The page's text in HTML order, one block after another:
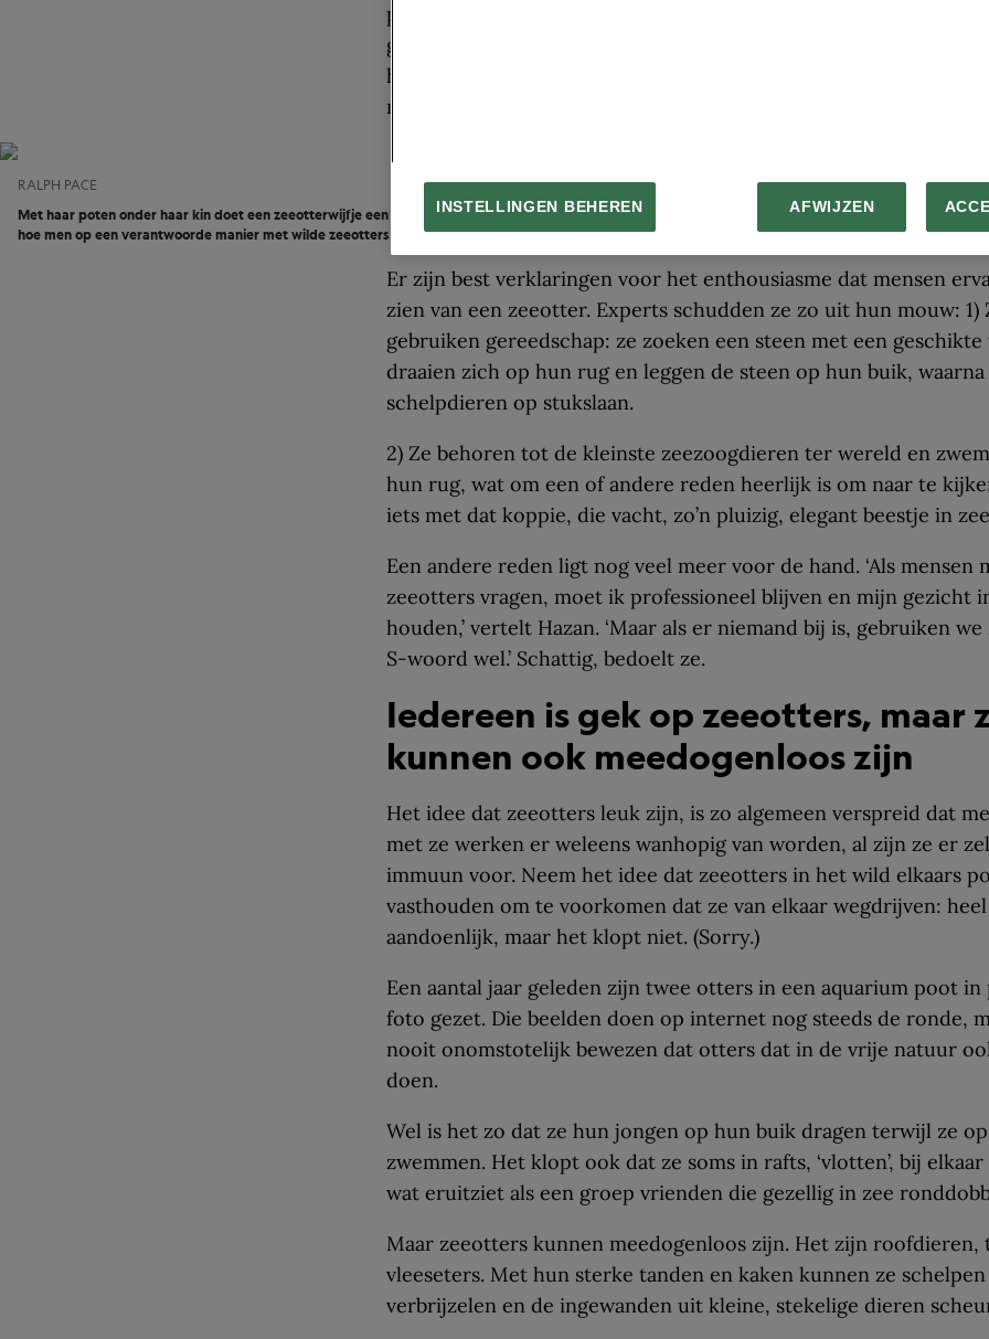
plastic bal op de rotsen beuken’: de twee­voeters aan de andere
glas kunnen er geen genoeg van krijgen. Steek je besnorhaarde
het water uit en zoek wat kijkers uit om mee te flirten en ze
meer waar ze het zoeken moeten van geluk.
RALPH PACE
Met haar poten onder haar kin doet een zeeotterwijfje een dutje in Monterey Bay. ‘Dat ze zo schattig zijn, levert ook problemen op,’ zegt bioloog Gena
hoe men op een verantwoorde manier met wilde zeeotters kan omgaan. In hun enthousiasme komen mensen vaak te dichtbij of achter­volgen ze de
Er zijn best verklaringen voor het enthousiasme dat mensen
zien van een zeeotter. Experts schudden ze zo uit hun mouw: 1)
gebruiken gereedschap: ze zoeken een steen met een geschikte
draaien zich op hun rug en leggen de steen op hun buik,
schelpdieren op stukslaan.
2) Ze behoren tot de kleinste zeezoogdieren ter wereld en
hun rug, wat om een of andere reden heerlijk is om naar te
iets met dat koppie, die vacht, zo’n pluizig, elegant beestje in
Een andere reden ligt nog veel meer voor de hand. ‘Als mensen
zeeotters vragen, moet ik professioneel blijven en mijn gezicht
houden,’ vertelt Hazan. ‘Maar als er niemand bij is, gebruiken
S-woord wel.’ Schattig, bedoelt ze.
Iedereen is gek op zeeotters, maar
kunnen ook meedogenloos zijn
Het idee dat zeeotters leuk zijn, is zo algemeen verspreid dat
met ze werken er weleens wanhopig van worden, al zijn ze er
immuun voor. Neem het idee dat zeeotters in het wild elkaars
vasthouden om te voorkomen dat ze van elkaar wegdrijven: heel
aandoenlijk, maar het klopt niet. (Sorry.)
Een aantal jaar geleden zijn twee otters in een aquarium poot
foto gezet. Die beelden doen op internet nog steeds de ronde,
nooit onomstotelijk bewezen dat otters dat in de vrije natuur
doen.
Wel is het zo dat ze hun jongen op hun buik dragen terwijl ze
zwemmen. Het klopt ook dat ze soms in rafts, ‘vlotten’, bij
wat eruitziet als een groep vrienden die gezellig in zee
Maar zeeotters kunnen meedogenloos zijn. Het zijn roofdieren,
vleeseters. Met hun sterke tanden en kaken kunnen ze schelpen
verbrijzelen en de ingewanden uit kleine, stekelige dieren
INSTELLINGEN BEHEREN AFWIJZEN